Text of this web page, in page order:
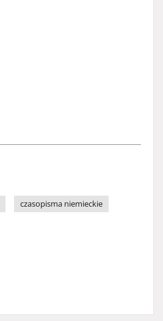
czasopisma niemieckie